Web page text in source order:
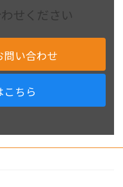
せください
問い合わせ
こちら